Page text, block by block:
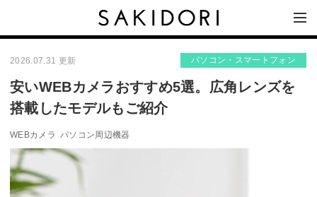
2026.07.31 更新 パソコン・スマートフォン
安いWEBカメラおすすめ5選。広角レンズを
搭載したモデルもご紹介
WEBカメラ パソコン周辺機器